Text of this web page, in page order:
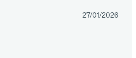
27/01/2026